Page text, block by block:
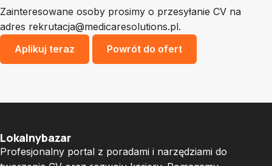
Zainteresowane osoby prosimy o przesyłanie CV na
adres rekrutacja@medicaresolutions.pl.
Aplikuj teraz
Powrót do ofert
Lokalnybazar
Profesjonalny portal z poradami i narzędziami do